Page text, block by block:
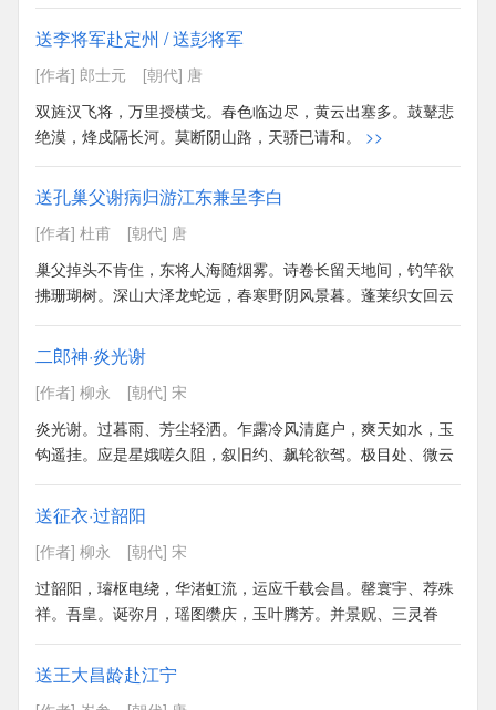
送李将军赴定州 / 送彭将军
[作者] 郎士元
[朝代] 唐
双旌汉飞将，万里授横戈。春色临边尽，黄云出塞多。鼓鼙悲
绝漠，烽戍隔长河。莫断阴山路，天骄已请和。
>>
送孔巢父谢病归游江东兼呈李白
[作者] 杜甫
[朝代] 唐
巢父掉头不肯住，东将人海随烟雾。诗卷长留天地间，钓竿欲
拂珊瑚树。深山大泽龙蛇远，春寒野阴风景暮。蓬莱织女回云
车，指点虚无是归路。自是君身有仙骨，世人那得知其故。惜
君只欲苦死留，富贵何如草头露？蔡侯静者意有涂，清夜置酒
临前除。罢琴惆怅月照席：“几岁寄我空中书？南寻禹穴见李
白，道甫问讯今何如！”
二郎神·炎光谢
[作者] 柳永
[朝代] 宋
炎光谢。过暮雨、芳尘轻洒。乍露冷风清庭户，爽天如水，玉
钩遥挂。应是星娥嗟久阻，叙旧约、飙轮欲驾。极目处、微云
暗度，耿耿银河高泻。闲雅。须知此景，古今无价。运巧思、
穿针楼上女，抬粉面、云鬟相亚。钿合金钗私语处，算谁在、
回廊影下。愿天上人间，占得欢娱，年年今夜。
送征衣·过韶阳
[作者] 柳永
[朝代] 宋
过韶阳，璿枢电绕，华渚虹流，运应千载会昌。罄寰宇、荐殊
祥。吾皇。诞弥月，瑶图缵庆，玉叶腾芳。并景贶、三灵眷
祐，挺英哲、掩前王。遇年年、嘉节清和，颁率土称觞。无间
要荒华夏，尽万里、走梯航。彤庭舜张大乐，禹会群方。鹓
行。望上国，山呼鳌抃，遥爇炉香。竟就日、瞻云献寿，指南
送王大昌龄赴江宁